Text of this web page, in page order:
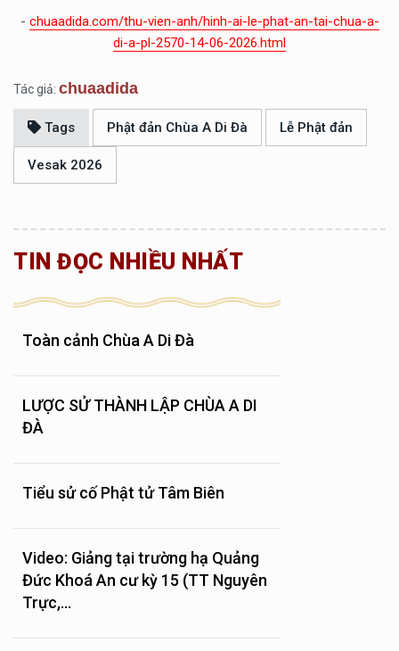
- chuaadida.com/thu-vien-anh/hinh-ai-le-phat-an-tai-chua-a-
di-a-pl-2570-14-06-2026.html
Tác giả: chuaadida
Tags Phật đản Chùa A Di Đà Lễ Phật đản
Vesak 2026
TIN ĐỌC NHIỀU NHẤT
Toàn cảnh Chùa A Di Đà
LƯỢC SỬ THÀNH LẬP CHÙA A DI
ĐÀ
Tiểu sử cố Phật tử Tâm Biên
Video: Giảng tại trường hạ Quảng
Đức Khoá An cư kỳ 15 (TT Nguyên
Trực,...